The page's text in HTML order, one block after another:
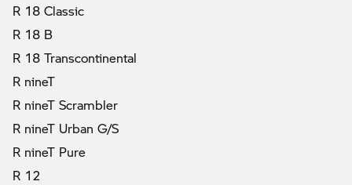
R 18 Classic
R 18 B
R 18 Transcontinental
R nineT
R nineT Scrambler
R nineT Urban G/S
R nineT Pure
R 12